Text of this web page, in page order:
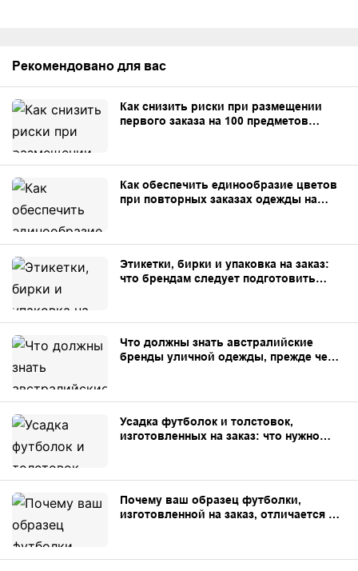
Рекомендовано для вас
Как снизить риски при размещении
первого заказа на 100 предметов
Как обеспечить единообразие цветов
при повторных заказах одежды на
Этикетки, бирки и упаковка на заказ:
что брендам следует подготовить
Что должны знать австралийские
бренды уличной одежды, прежде чем
Усадка футболок и толстовок,
изготовленных на заказ: что нужно
Почему ваш образец футболки,
изготовленной на заказ, отличается от